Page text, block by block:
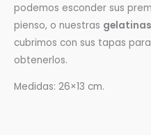
podemos esconder sus
pienso, o nuestras gelatinas
cubrimos con sus tapas
obtenerlos.
Medidas: 26×13 cm.